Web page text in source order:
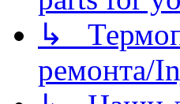
↳
ремонта/